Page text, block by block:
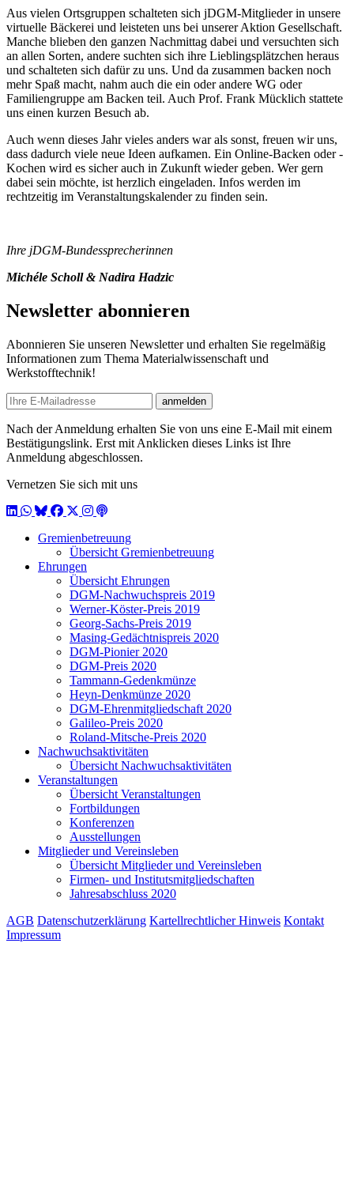
Aus vielen Ortsgruppen schalteten sich jDGM-Mitglieder in unsere
virtuelle Bäckerei und leisteten uns bei unserer Aktion Gesellschaft.
Manche blieben den ganzen Nachmittag dabei und versuchten sich
an allen Sorten, andere suchten sich ihre Lieblingsplätzchen heraus
und schalteten sich dafür zu uns. Und da zusammen backen noch
mehr Spaß macht, nahm auch die ein oder andere WG oder
Familiengruppe am Backen teil. Auch Prof. Frank Mücklich stattete
uns einen kurzen Besuch ab.
Auch wenn dieses Jahr vieles anders war als sonst, freuen wir uns,
dass dadurch viele neue Ideen aufkamen. Ein Online-Backen oder -
Kochen wird es sicher auch in Zukunft wieder geben. Wer gern
dabei sein möchte, ist herzlich eingeladen. Infos werden im
rechtzeitig im Veranstaltungskalender zu finden sein.
Ihre jDGM-Bundessprecherinnen
Michéle Scholl & Nadira Hadzic
Newsletter abonnieren
Abonnieren Sie unseren Newsletter und erhalten Sie regelmäßig
Informationen zum Thema Materialwissenschaft und
Werkstofftechnik!
E-mail
anmelden
Nach der Anmeldung erhalten Sie von uns eine E-Mail mit einem
Bestätigungslink. Erst mit Anklicken dieses Links ist Ihre
Anmeldung abgeschlossen.
Vernetzen Sie sich mit uns
LinkedIn
WhatsApp
BlueSky
Facebook
X / Twitter
Instagram
Podcast
Gremienbetreuung
Übersicht Gremienbetreuung
Ehrungen
Übersicht Ehrungen
DGM-Nachwuchspreis 2019
Werner-Köster-Preis 2019
Georg-Sachs-Preis 2019
Masing-Gedächtnispreis 2020
DGM-Pionier 2020
DGM-Preis 2020
Tammann-Gedenkmünze
Heyn-Denkmünze 2020
DGM-Ehrenmitgliedschaft 2020
Galileo-Preis 2020
Roland-Mitsche-Preis 2020
Nachwuchsaktivitäten
Übersicht Nachwuchsaktivitäten
Veranstaltungen
Übersicht Veranstaltungen
Fortbildungen
Konferenzen
Ausstellungen
Mitglieder und Vereinsleben
Übersicht Mitglieder und Vereinsleben
Firmen- und Institutsmitgliedschaften
Jahresabschluss 2020
AGB Datenschutzerklärung Kartellrechtlicher Hinweis Kontakt
Impressum